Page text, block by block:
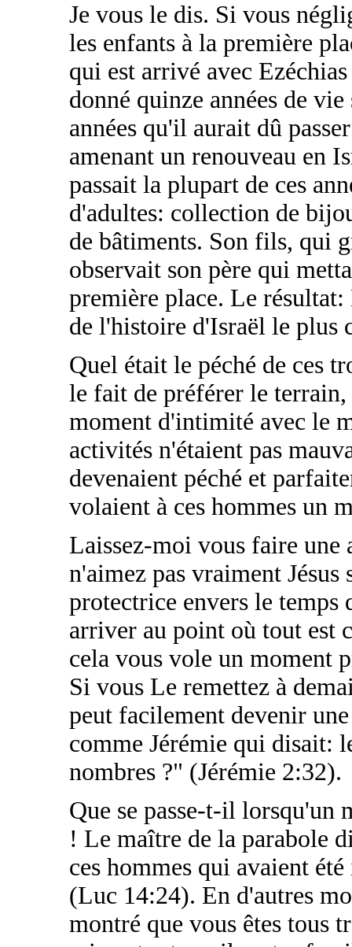
Je vous le dis. Si vous
les enfants à la première
qui est arrivé avec
donné quinze années de
années qu'il aurait dû
amenant un renouveau en
passait la plupart de ces
d'adultes: collection de
de bâtiments. Son fils, qui
observait son père qui
première place. Le résultat:
de l'histoire d'Israël le plus
Quel était le péché de ces
le fait de préférer le
moment d'intimité avec le
activités n'étaient pas
devenaient péché et
volaient à ces hommes un
Laissez-moi vous faire une
n'aimez pas vraiment
protectrice envers le
arriver au point où tout est
cela vous vole un moment
Si vous Le remettez à
peut facilement devenir
comme Jérémie qui disait:
nombres ?" (Jérémie 2:32).
Que se passe-t-il lorsqu'un
! Le maître de la parabole
ces hommes qui avaient
(Luc 14:24). En d'autres
montré que vous êtes tous